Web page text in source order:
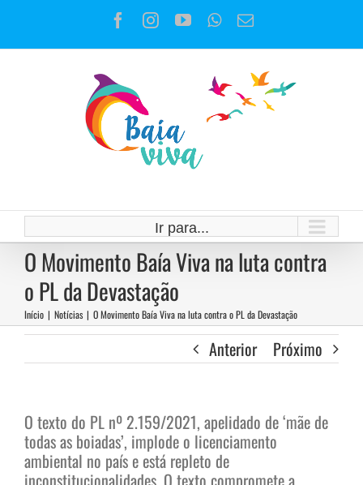
o
Facebook
Instagram
YouTubeWhatsApp
E-
Ir para...
O Movimento Baía Viva na luta contra
o PL da Devastação
Início | Notícias | O Movimento Baía Viva na luta contra o PL da Devastação
Anterior Próximo
O texto do PL nº 2.159/2021, apelidado de ‘mãe de
todas as boiadas’, implode o licenciamento
ambiental no país e está repleto de
inconstitucionalidades. O texto compromete a